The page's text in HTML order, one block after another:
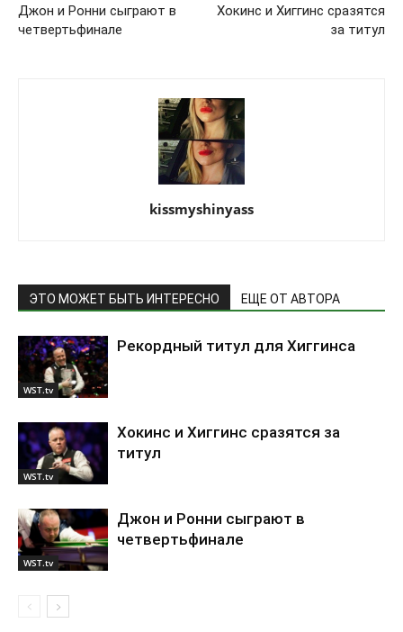
Джон и Ронни сыграют в
четвертьфинале
Хокинс и Хиггинс сразятся
за титул
kissmyshinyass
ЭТО МОЖЕТ БЫТЬ ИНТЕРЕСНО ЕЩЕ ОТ АВТОРА
WST.tv
Рекордный титул для Хиггинса
WST.tv
Хокинс и Хиггинс сразятся за
титул
WST.tv
Джон и Ронни сыграют в
четвертьфинале